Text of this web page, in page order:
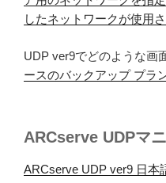
したネットワークが使用
UDP ver9でどのような画
ースのバックアップ プラ
ARCserve UDPマ
ARCserve UDP ver9 日本